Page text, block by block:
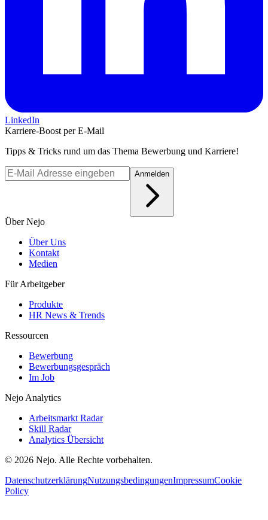
LinkedIn
Karriere-Boost per E-Mail
Tipps & Tricks rund um das Thema Bewerbung und Karriere!
Anmelden
Über Nejo
Über Uns
Kontakt
Medien
Für Arbeitgeber
Produkte
HR News & Trends
Ressourcen
Bewerbung
Bewerbungsgespräch
Im Job
Nejo Analytics
Arbeitsmarkt Radar
Skill Radar
Analytics Übersicht
© 2026 Nejo. Alle Rechte vorbehalten.
DatenschutzerklärungNutzungsbedingungenImpressumCookie
Policy